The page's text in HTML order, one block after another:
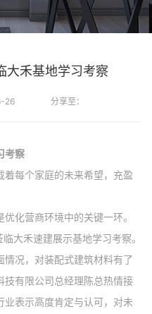
大禾基地学习考察
26 分享至：
考察
着每个家庭的未来希望，充盈
化营商环境中的关键一环。
大禾速建展示基地学习考察。
况，对装配式建筑材料有了
技有限公司总经理陈总热情接
表示高度肯定与认可，对未